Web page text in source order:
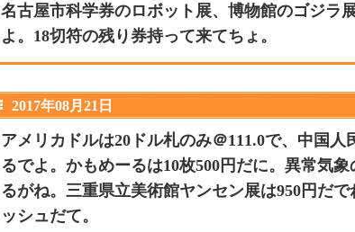
名古屋市科学券のロボット展、博物館のゴジラ
よ。18切符の残り券持って来てちょ。
2017年08月21日
アメリカドルは20ドル札のみ＠111.0で、中国人
るでよ。かもめーるは10枚500円だに。異常気
るがね。三重県立美術館ヤンセン展は950円だ
ッシュだて。